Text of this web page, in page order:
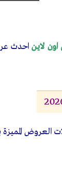
لاين
العروض